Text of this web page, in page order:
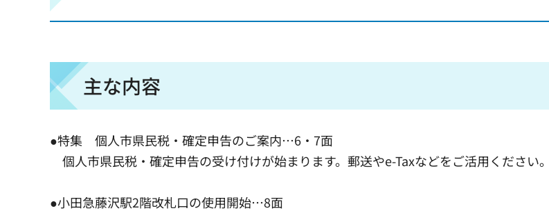
主な内容
●特集 個人市県民税・確定申告のご案内…6・7面
個人市県民税・確定申告の受け付けが始まります。郵送やe-Taxなどをご活用ください。
●小田急藤沢駅2階改札口の使用開始…8面